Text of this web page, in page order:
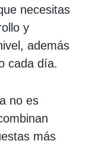
necesitas
y
además
cada día.
no es
más